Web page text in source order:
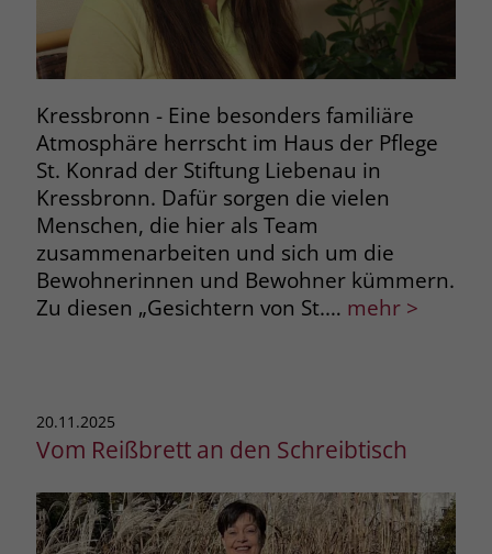
Kressbronn - Eine besonders familiäre
Atmosphäre herrscht im Haus der Pflege
St. Konrad der Stiftung Liebenau in
Kressbronn. Dafür sorgen die vielen
Menschen, die hier als Team
zusammenarbeiten und sich um die
Bewohnerinnen und Bewohner kümmern.
Zu diesen „Gesichtern von St.… mehr >
20.11.2025
Vom Reißbrett an den Schreibtisch